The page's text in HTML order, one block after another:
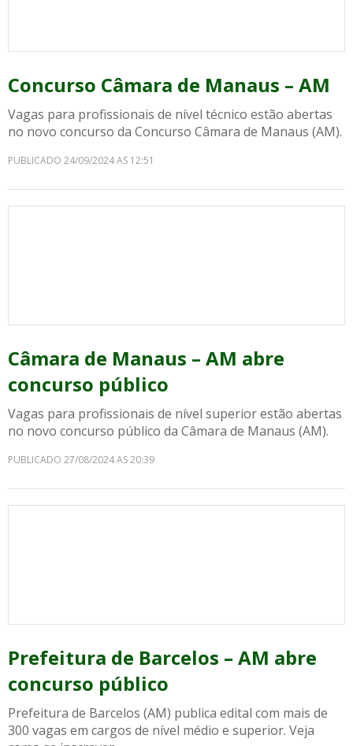
Concurso Câmara de Manaus – AM
Vagas para profissionais de nível técnico estão abertas
no novo concurso da Concurso Câmara de Manaus (AM).
PUBLICADO 24/09/2024 AS 12:51
Câmara de Manaus – AM abre
concurso público
Vagas para profissionais de nível superior estão abertas
no novo concurso público da Câmara de Manaus (AM).
PUBLICADO 27/08/2024 AS 20:39
Prefeitura de Barcelos – AM abre
concurso público
Prefeitura de Barcelos (AM) publica edital com mais de
300 vagas em cargos de nível médio e superior. Veja